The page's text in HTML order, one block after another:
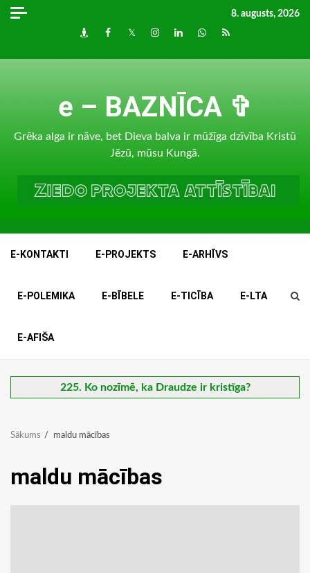
Skip
8. augusts, 2026
DraugiemFacebook
TwitterInstagram
LinkedInwhatsapp
RSS
e – BAZNĪCA ✞
Grēka alga ir nāve, bet Dieva balva ir mūžīga dzīvība Kristū
Jēzū, mūsu Kungā.
E-KONTAKTI E-PROJEKTS E-ARHĪVS
E-POLEMIKA E-BĪBELE E-TICĪBA E-LTA
E-AFIŠA
225. Ko nozīmē, ka Draudze ir kristīga?
Sākums maldu mācības
maldu mācības